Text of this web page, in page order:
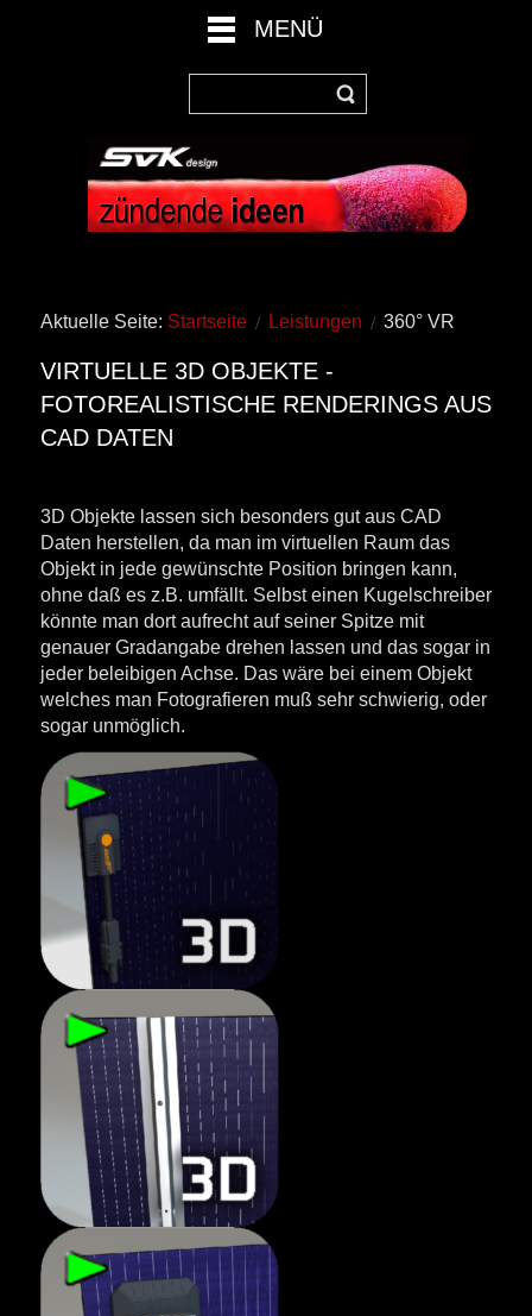
MENÜ
Aktuelle Seite: Startseite Leistungen 360° VR
VIRTUELLE 3D OBJEKTE -
FOTOREALISTISCHE RENDERINGS AUS
CAD DATEN
3D Objekte lassen sich besonders gut aus CAD
Daten herstellen, da man im virtuellen Raum das
Objekt in jede gewünschte Position bringen kann,
ohne daß es z.B. umfällt. Selbst einen Kugelschreiber
könnte man dort aufrecht auf seiner Spitze mit
genauer Gradangabe drehen lassen und das sogar in
jeder beleibigen Achse. Das wäre bei einem Objekt
welches man Fotografieren muß sehr schwierig, oder
sogar unmöglich.